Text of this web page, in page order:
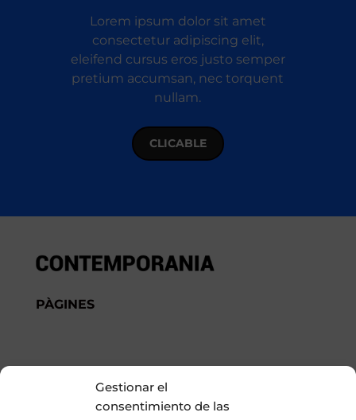
Gestionar el
consentimiento de las
Lorem ipsum dolor sit amet
consectetur adipiscing elit,
eleifend cursus eros justo semper
pretium accumsan, nec torquent
nullam.
CLICABLE
PÀGINES
Avís Legal